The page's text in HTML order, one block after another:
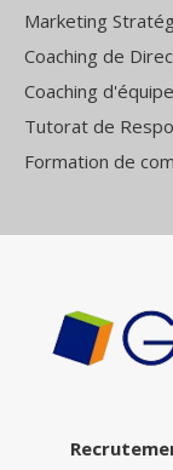
Marketing
Coaching de
Coaching
Tutorat de
Formation de